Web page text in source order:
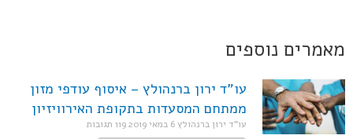
מאמרים נוספים
עו"ד ירון ברנהולץ – איסוף עודפי מזון
ממתחם המסעדות בתקופת האירוויזיון
עו"ד ירון ברנהולץ6 במאי 2019 119 תגובות